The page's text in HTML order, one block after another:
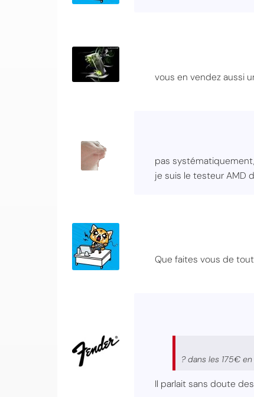
vous en vendez aussi
pas
je suis le testeur AMD
Que faites vous de
? dans les 175€
Il parlait sans doute